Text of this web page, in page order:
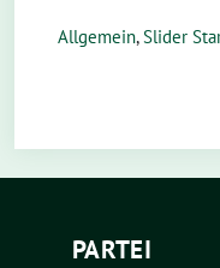
Allgemein,Slider
PARTEI